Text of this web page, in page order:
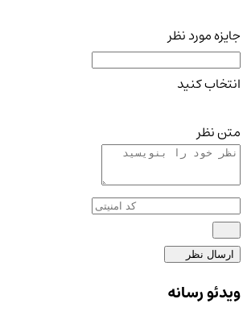
جایزه مورد نظر
انتخاب کنید
متن نظر
ارسال نظر
ویدئو رسانه